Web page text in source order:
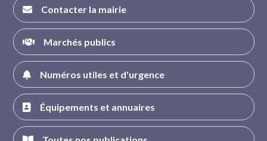
Contacter la mairie
Marchés publics
Numéros utiles et d'urgence
Équipements et annuaires